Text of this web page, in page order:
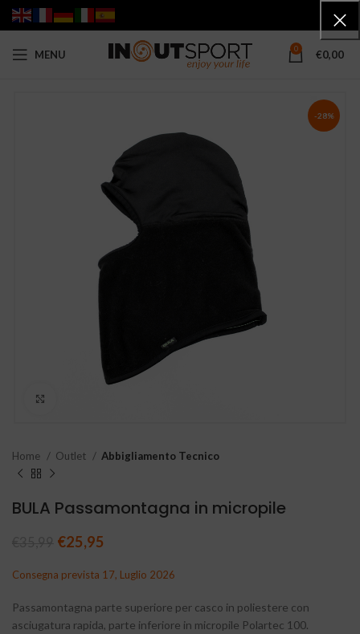
MENU 0 €0,00
-28%
Home Outlet Abbigliamento Tecnico
BULA Passamontagna in micropile
Il prezzo originale era: €35,99.
€25,95
Consegna prevista 17, Luglio 2026
Passamontagna parte superiore per casco in poliestere con
asciugatura rapida, parte inferiore in micropile Polartec 100.